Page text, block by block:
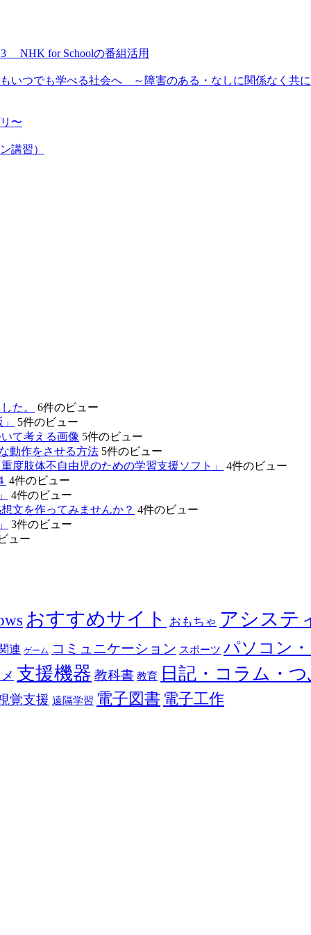
NHK for Schoolの番組活用
いつでも学べる社会へ ～障害のある・なしに関係なく共
〜
講習）
た。
6件のビュー
5件のビュー
て考える画像 5件のビュー
動作をさせる方法 5件のビュー
度肢体不自由児のための学習支援ソフト」
4件のビュー
4件のビュー
4件のビュー
文を作ってみませんか？ 4件のビュー
3件のビュー
ュー
おすすめサイト おもちゃ アシステ
連 ゲーム コミュニケーション スポーツ パソコン
支援機器 教科書 教育
日記・コラム・
覚支援 遠隔学習 電子図書 電子工作